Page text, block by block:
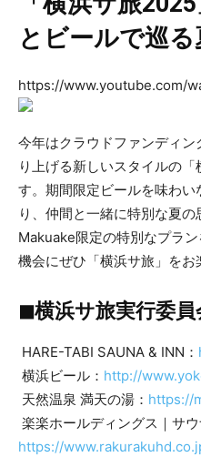
とビールで巡る
https://www.youtube.com/
今年はクラウドファンディ
り上げる新しいスタイルの
す。期間限定ビールを味わ
り、仲間と一緒に特別な夏の
Makuake限定の特別なプラ
機会にぜひ「横浜サ旅」をお
◼︎横浜サ旅実行委員
HARE-TABI SAUNA & INN：
横浜ビール： http://
天然温泉 満天の湯： https://
楽楽ホールディングス｜サウ
https://